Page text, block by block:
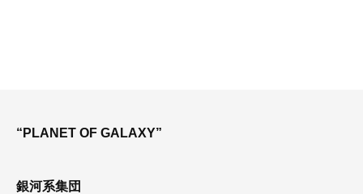
“PLANET OF GALAXY”
銀河系集団